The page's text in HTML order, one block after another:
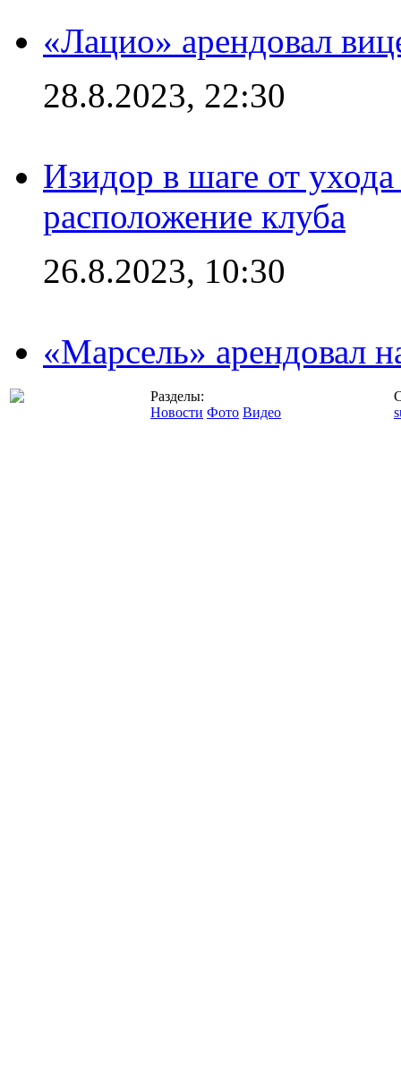
«Лацио» арендовал
28.8.2023, 22:30
Изидор в шаге от
расположение клуба
26.8.2023, 10:30
«Марсель» арендовал
Разделы:
Новости Фото Видео